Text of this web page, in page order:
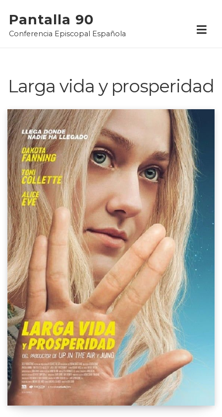
content
Pantalla 90
Conferencia Episcopal Española
Larga vida y prosperidad